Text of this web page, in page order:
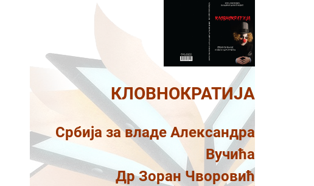
КЛОВНОКРАТИЈА
Србија за владе Александра
Вучића
Др Зоран Чворовић